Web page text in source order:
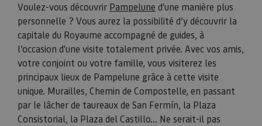
Voulez-vous découvrir Pampelune d'une manière plus
personnelle ? Vous aurez la possibilité d’y découvrir la
capitale du Royaume accompagné de guides, à
l’occasion d'une visite totalement privée. Avec vos amis,
votre conjoint ou votre famille, vous visiterez les
principaux lieux de Pampelune grâce à cette visite
unique. Murailles, Chemin de Compostelle, en passant
par le lâcher de taureaux de San Fermín, la Plaza
Consistorial, la Plaza del Castillo... Ne serait-il pas